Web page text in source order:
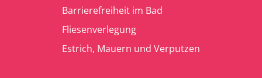
Barrierefreiheit im Bad
Fliesenverlegung
Estrich, Mauern und Verputzen